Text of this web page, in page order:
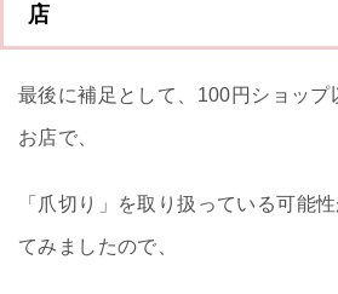
店
最後に補足として、100円ショップ
お店で、
「爪切り」を取り扱っている可能
てみましたので、